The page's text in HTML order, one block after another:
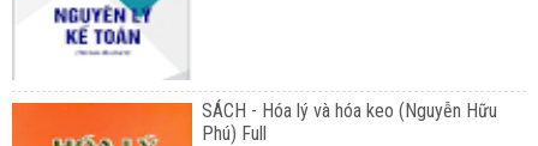
SÁCH - Hóa lý và hóa keo (Nguyễn Hữu
Phú) Full